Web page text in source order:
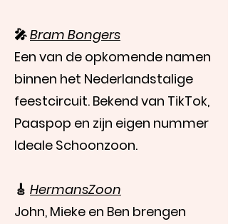
🎤Bram Bongers
Een van de opkomende namen
binnen het Nederlandstalige
feestcircuit. Bekend van TikTok,
Paaspop en zijn eigen nummer
Ideale Schoonzoon.
🎸 HermansZoon
John, Mieke en Ben brengen